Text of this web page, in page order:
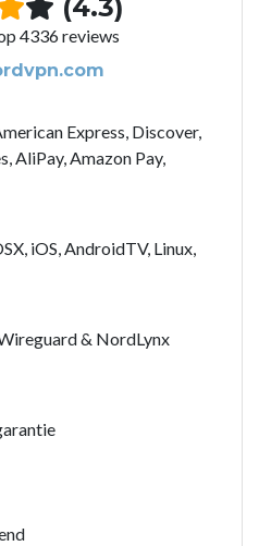
(4.3)
4336 reviews
Express, Discover,
AliPay, Amazon Pay,
iOS, AndroidTV, Linux,
& NordLynx